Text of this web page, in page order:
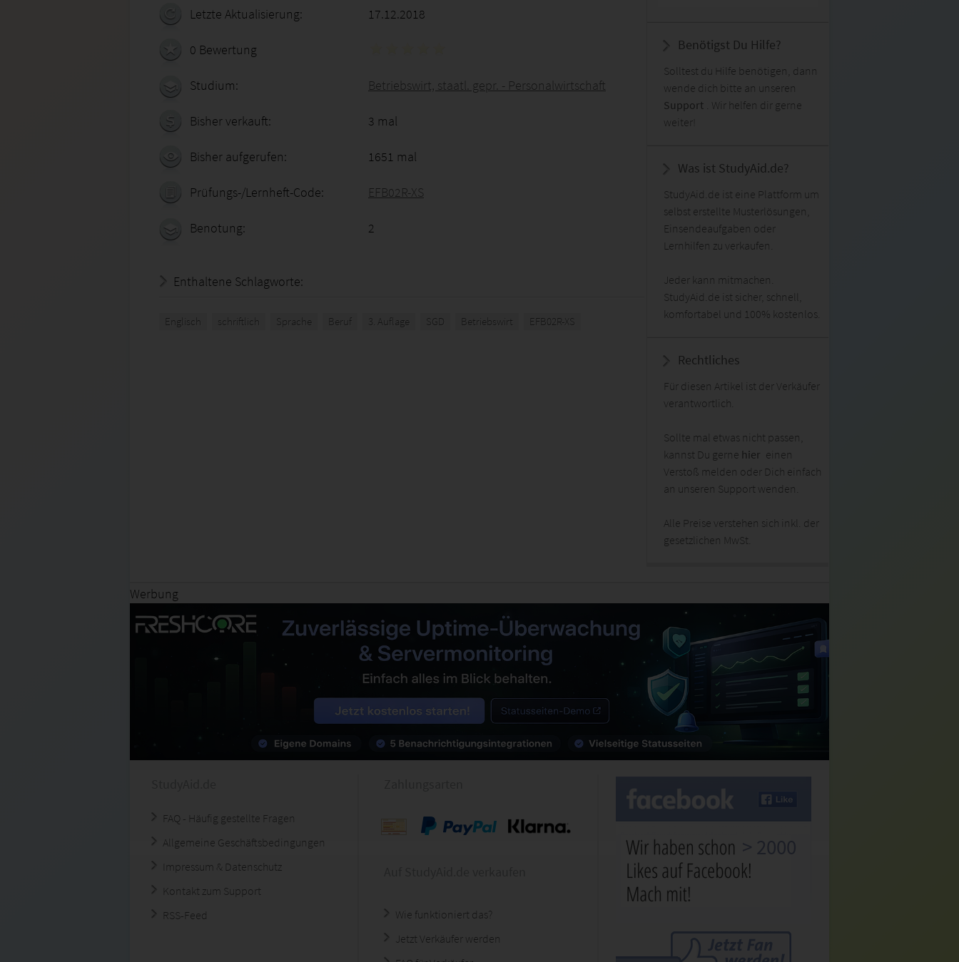
Letzte Aktualisierung: 17.12.2018
0 Bewertung
Studium: Betriebswirt, staatl. gepr. - Personalwirtschaft
Bisher verkauft: 3 mal
Bisher aufgerufen: 1651 mal
Prüfungs-/Lernheft-Code: EFB02R-XS
Benotung: 2
Enthaltene Schlagworte:
Englisch schriftlich Sprache Beruf 3. Auflage SGD Betriebswirt EFB02R-XS
Benötigst Du Hilfe?
Solltest du Hilfe benötigen, dann
wende dich bitte an unseren
Support . Wir helfen dir gerne
weiter!
Was ist StudyAid.de?
StudyAid.de ist eine Plattform um
selbst erstellte Musterlösungen,
Einsendeaufgaben oder
Lernhilfen zu verkaufen.
Jeder kann mitmachen.
StudyAid.de ist sicher, schnell,
komfortabel und 100% kostenlos.
Rechtliches
Für diesen Artikel ist der Verkäufer
verantwortlich.
Sollte mal etwas nicht passen,
kannst Du gerne hier einen
Verstoß melden oder Dich einfach
an unseren Support wenden.
Alle Preise verstehen sich inkl. der
gesetzlichen MwSt.
Werbung
FAQ - Häufig gestellte Fragen
Allgemeine Geschäftsbedingungen
Impressum & Datenschutz
Kontakt zum Support
RSS-Feed
Wie funktioniert das?
Jetzt Verkäufer werden
> 2000